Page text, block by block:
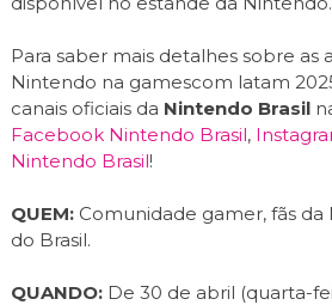
Para saber mais detalhes sobre as
Nintendo na gamescom latam
canais oficiais da Nintendo Brasil
Facebook Nintendo Brasil,
Nintendo Brasil!
QUEM: Comunidade gamer, fãs
do Brasil.
QUANDO:De 30 de abril (quarta-